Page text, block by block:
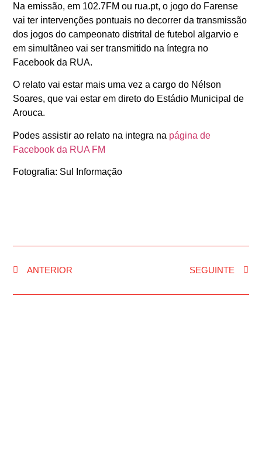
Na emissão, em 102.7FM ou rua.pt, o jogo do Farense
vai ter intervenções pontuais no decorrer da transmissão
dos jogos do campeonato distrital de futebol algarvio e
em simultâneo vai ser transmitido na íntegra no
Facebook da RUA.
O relato vai estar mais uma vez a cargo do Nélson
Soares, que vai estar em direto do Estádio Municipal de
Arouca.
Podes assistir ao relato na integra na página de
Facebook da RUA FM
Fotografia: Sul Informação
ANTERIOR SEGUINTE